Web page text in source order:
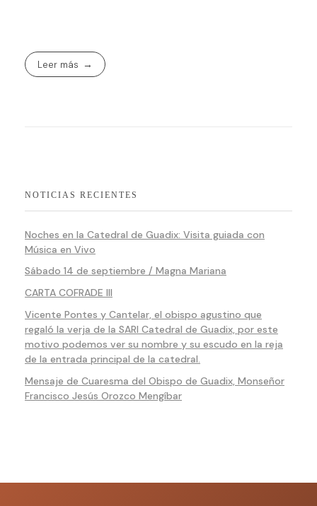
Leer más
NOTICIAS RECIENTES
Noches en la Catedral de Guadix: Visita guiada con
Música en Vivo
Sábado 14 de septiembre / Magna Mariana
CARTA COFRADE III
Vicente Pontes y Cantelar, el obispo agustino que
regaló la verja de la SARI Catedral de Guadix, por este
motivo podemos ver su nombre y su escudo en la reja
de la entrada principal de la catedral.
Mensaje de Cuaresma del Obispo de Guadix, Monseñor
Francisco Jesús Orozco Mengíbar